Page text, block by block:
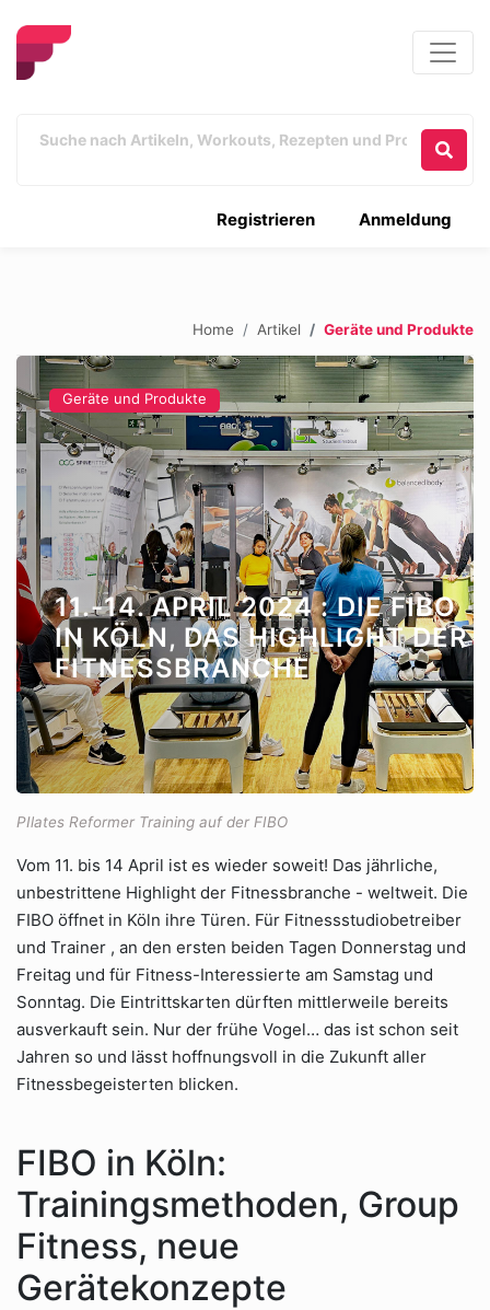
Anmeldung
Registrieren
Home Artikel Geräte und Produkte
Geräte und Produkte
11.-14. APRIL 2024 : DIE FIBO
IN KÖLN, DAS HIGHLIGHT DER
FITNESSBRANCHE
PIlates Reformer Training auf der FIBO
Vom 11. bis 14 April ist es wieder soweit! Das jährliche,
unbestrittene Highlight der Fitnessbranche - weltweit. Die
FIBO öffnet in Köln ihre Türen. Für Fitnessstudiobetreiber
und Trainer , an den ersten beiden Tagen Donnerstag und
Freitag und für Fitness-Interessierte am Samstag und
Sonntag. Die Eintrittskarten dürften mittlerweile bereits
ausverkauft sein. Nur der frühe Vogel… das ist schon seit
Jahren so und lässt hoffnungsvoll in die Zukunft aller
Fitnessbegeisterten blicken.
FIBO in Köln:
Trainingsmethoden, Group
Fitness, neue
Gerätekonzepte